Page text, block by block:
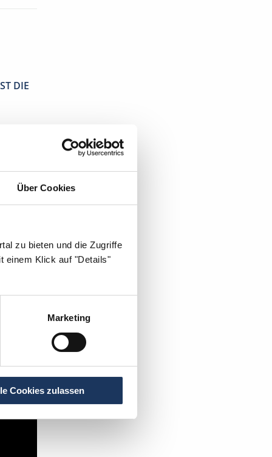
Über Cookies
zu bieten und die Zugriffe
einem Klick auf "Details"
Marketing
Cookies zulassen
DIE